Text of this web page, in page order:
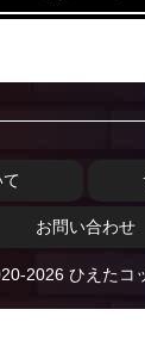
お問い合わせ
2026 ひえたコ